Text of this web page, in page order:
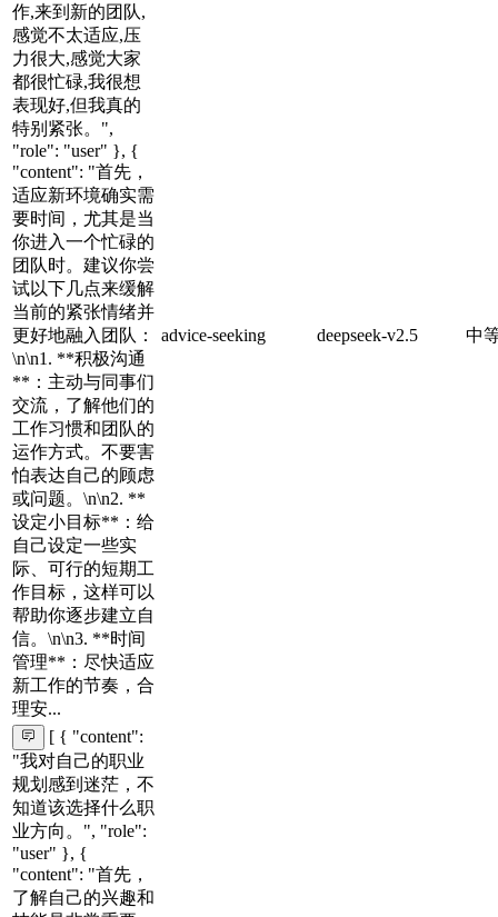
作,来到新的团队,
感觉不太适应,压
力很大,感觉大家
都很忙碌,我很想
表现好,但我真的
特别紧张。",
"role": "user" }, {
"content": "首先，
适应新环境确实需
要时间，尤其是当
你进入一个忙碌的
团队时。建议你尝
试以下几点来缓解
当前的紧张情绪并
更好地融入团队：
\n\n1. **积极沟通
**：主动与同事们
交流，了解他们的
工作习惯和团队的
运作方式。不要害
怕表达自己的顾虑
或问题。\n\n2. **
设定小目标**：给
自己设定一些实
际、可行的短期工
作目标，这样可以
帮助你逐步建立自
信。\n\n3. **时间
管理**：尽快适应
新工作的节奏，合
理安...
advice-seeking deepseek-v2.5 中
[ { "content":
"我对自己的职业
规划感到迷茫，不
知道该选择什么职
业方向。", "role":
"user" }, {
"content": "首先，
了解自己的兴趣和